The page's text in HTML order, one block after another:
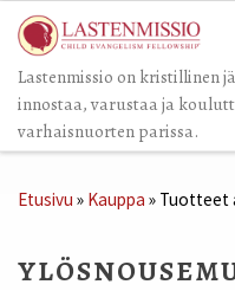
Skip to content
Lastenmissio on kristillinen
innostaa, varustaa ja
varhaisnuorten parissa.
Etusivu » Kauppa » Tuotteet